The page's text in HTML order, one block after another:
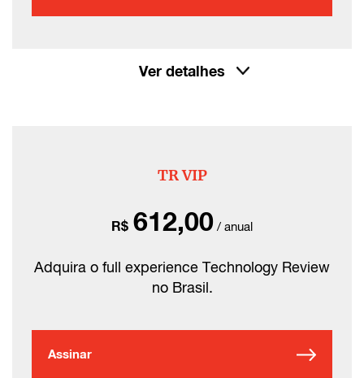
Ver detalhes
TR VIP
R$ 612,00 / anual
Adquira o full experience Technology Review
no Brasil.
Assinar